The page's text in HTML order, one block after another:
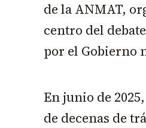
de la ANMAT,
centro del
por el Gobierno
En junio de
de decenas de